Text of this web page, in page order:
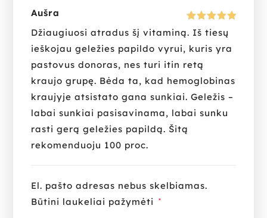
Įvertinima
5
Aušra
Džiaugiuosi atradus šį vitaminą. Iš tiesų
ieškojau geležies papildo vyrui, kuris yra
pastovus donoras, nes turi itin retą
kraujo grupę. Bėda ta, kad hemoglobinas
kraujyje atsistato gana sunkiai. Geležis –
labai sunkiai pasisavinama, labai sunku
rasti gerą geležies papildą. Šitą
rekomenduoju 100 proc.
El. pašto adresas nebus skelbiamas.
Būtini laukeliai pažymėti
*